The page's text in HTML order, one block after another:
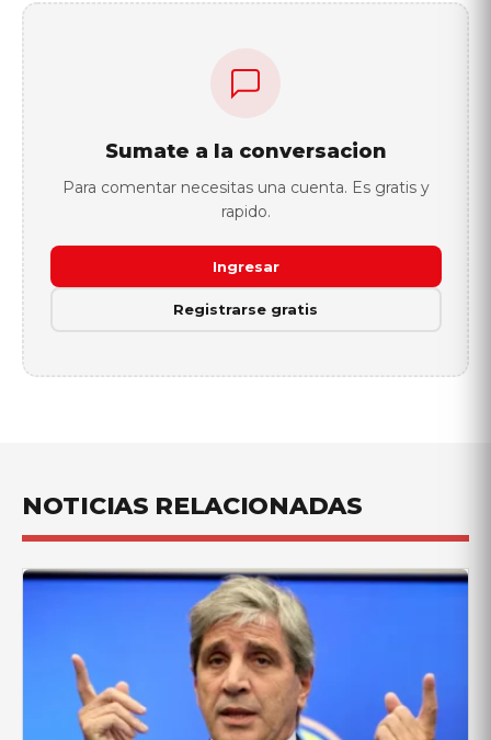
Sumate a la conversacion
Para comentar necesitas una cuenta. Es gratis y
rapido.
Ingresar
Registrarse gratis
NOTICIAS RELACIONADAS